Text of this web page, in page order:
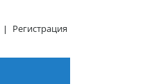
Регистрация